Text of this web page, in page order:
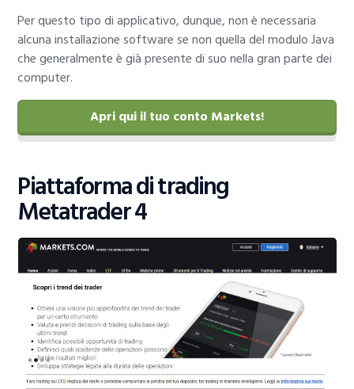
Per questo tipo di applicativo, dunque, non è necessaria
alcuna installazione software se non quella del modulo Java
che generalmente è già presente di suo nella gran parte dei
computer.
Apri qui il tuo conto Markets!
Piattaforma di trading
Metatrader 4